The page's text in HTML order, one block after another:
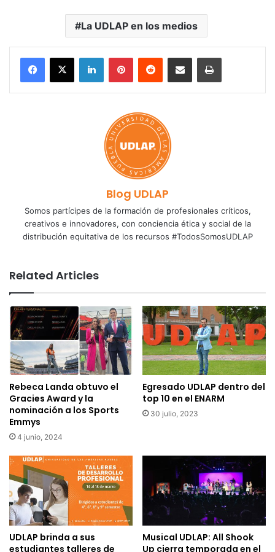
La UDLAP en los medios
LinkedInPinterestReddit Share via Email Print
Blog UDLAP
Somos partícipes de la formación de profesionales críticos,
creativos e innovadores, con conciencia ética y social de la
distribución equitativa de los recursos #TodosSomosUDLAP
Related Articles
Rebeca Landa obtuvo el
Gracies Award y la
nominación a los Sports
Emmys
4 junio, 2024
Egresado UDLAP dentro del
top 10 en el ENARM
30 julio, 2023
UDLAP brinda a sus
estudiantes talleres de
Musical UDLAP: All Shook
Up cierra temporada en el